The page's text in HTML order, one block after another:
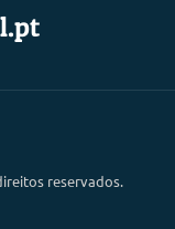
reservados.